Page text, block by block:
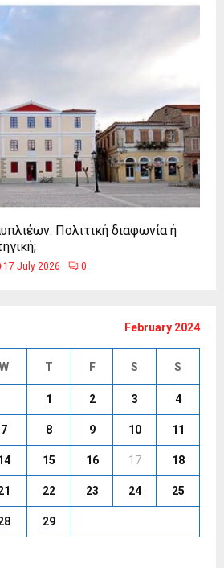
Πολιτική διαφωνία ή
17 July 2026 0
February 2024
W T F S S
1 2 3 4
7 8 9 10 11
15 16 17 18
22 23 24 25
29